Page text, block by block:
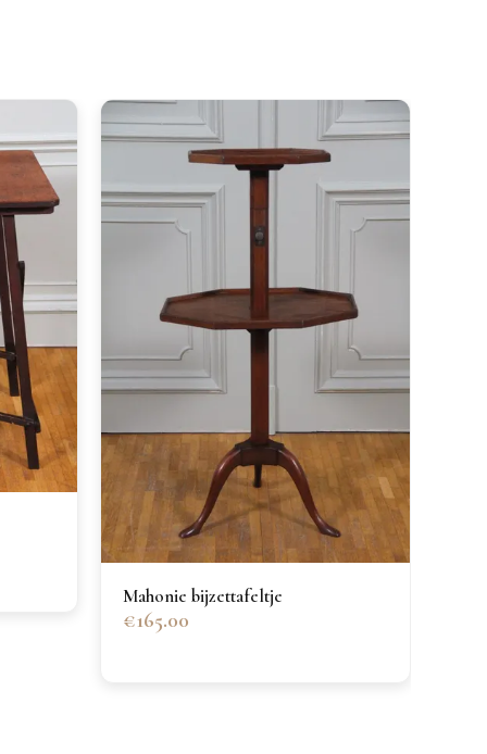
Mahonie bijzettafeltje
€165.00